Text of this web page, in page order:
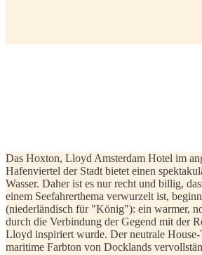
Das Hoxton, Lloyd Amsterdam Hotel im
Hafenviertel der Stadt bietet einen
Wasser. Daher ist es nur recht und billig,
einem Seefahrerthema verwurzelt ist,
(niederländisch für "König"): ein warmer,
durch die Verbindung der Gegend mit der
Lloyd inspiriert wurde. Der neutrale
maritime Farbton von Docklands